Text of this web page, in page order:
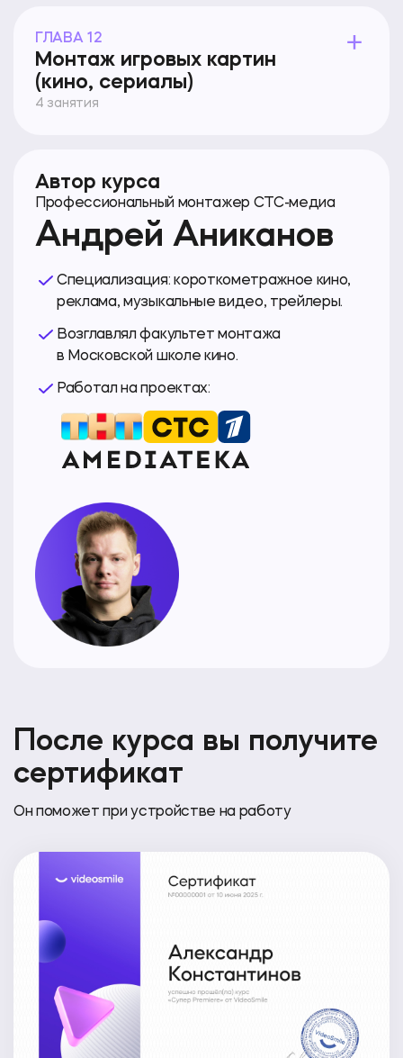
ГЛАВА 12
Монтаж игровых картин
(кино, сериалы)
4 занятия
Автор курса
Профессиональный монтажер СТС-медиа
Андрей Аниканов
Специализация: короткометражное кино,
реклама, музыкальные видео, трейлеры.
Возглавлял факультет монтажа
в Московской школе кино.
Работал на проектах:
После курса вы получите
сертификат
Он поможет при устройстве на работу